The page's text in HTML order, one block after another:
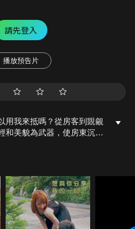
請先登入
播放預告片
用我來抵嗎？從房客到覬覦
和美貌為武器，使房東沉淪